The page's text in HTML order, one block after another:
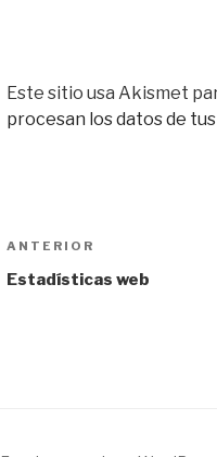
Este sitio usa Akismet
procesan los datos de
Navegación
de
Entrada
anterior:
ANTERIOR
Estadísticas web